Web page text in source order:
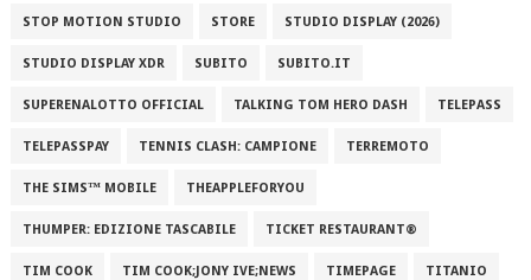
STOP MOTION STUDIO STORE STUDIO DISPLAY (2026)
STUDIO DISPLAY XDR SUBITO SUBITO.IT
SUPERENALOTTO OFFICIAL TALKING TOM HERO DASH TELEPASS
TELEPASSPAY TENNIS CLASH: CAMPIONE TERREMOTO
THE SIMS™ MOBILE THEAPPLEFORYOU
THUMPER: EDIZIONE TASCABILE TICKET RESTAURANT®
TIM COOK TIM COOK;JONY IVE;NEWS TIMEPAGE TITANIO